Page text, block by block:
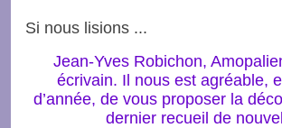
Si nous lisions ...
Jean-Yves Robichon,
écrivain. Il nous est agréable,
d’année, de vous proposer la
dernier recueil de